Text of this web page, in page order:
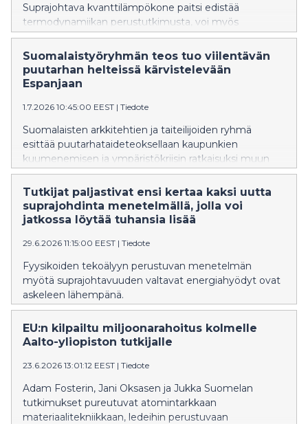
Suprajohtava kvanttilämpökone paitsi edistää
termodynamiikan perustutkimusta, voi myös
merkittävästi pienentää tulevaisuuden
kvanttitietokoneiden hintalappua.
Suomalaistyöryhmän teos tuo viilentävän
puutarhan helteissä kärvistelevään
Espanjaan
1.7.2026 10:45:00 EEST | Tiedote
Suomalaisten arkkitehtien ja taiteilijoiden ryhmä
esittää puutarhataideteoksellaan kaupunkien
kuumenemisen ja ympäristökriisin ratkaisuksi muun
muassa kasvillisuutta ja yhteisöllisyyttä.
Tutkijat paljastivat ensi kertaa kaksi uutta
suprajohdinta menetelmällä, jolla voi
jatkossa löytää tuhansia lisää
29.6.2026 11:15:00 EEST | Tiedote
Fyysikoiden tekoälyyn perustuvan menetelmän
myötä suprajohtavuuden valtavat energiahyödyt ovat
askeleen lähempänä.
EU:n kilpailtu miljoonarahoitus kolmelle
Aalto-yliopiston tutkijalle
23.6.2026 13:01:12 EEST | Tiedote
Adam Fosterin, Jani Oksasen ja Jukka Suomelan
tutkimukset pureutuvat atomintarkkaan
materiaalitekniikkaan, ledeihin perustuvaan